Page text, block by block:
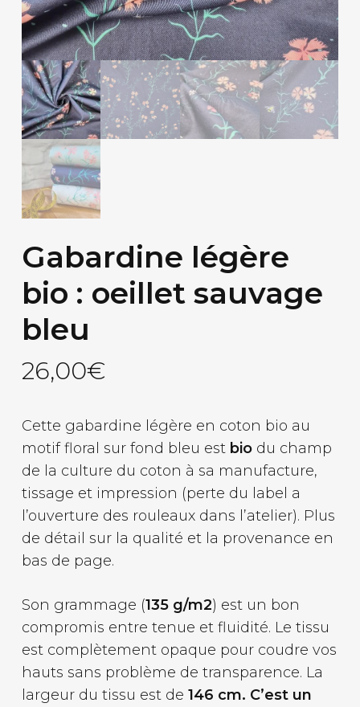
Gabardine légère
bio : oeillet sauvage
bleu
26,00€
Cette gabardine légère en coton bio au
motif floral sur fond bleu est biodu champ
de la culture du coton à sa manufacture,
tissage et impression (perte du label a
l’ouverture des rouleaux dans l’atelier). Plus
de détail sur la qualité et la provenance en
bas de page.
Son grammage (135 g/m2) est un bon
compromis entre tenue et fluidité. Le tissu
est complètement opaque pour coudre vos
hauts sans problème de transparence. La
largeur du tissu est de 146 cm. C’est un